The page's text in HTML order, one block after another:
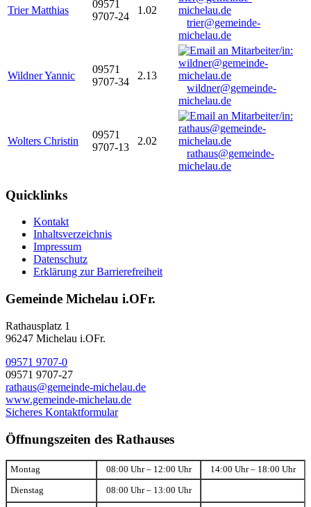
Trier Matthias
09571
9707-24
1.02
trier@gemeinde-
michelau.de
Wildner Yannic
09571
9707-34
2.13
wildner@gemeinde-
michelau.de
Wolters Christin
09571
9707-13
2.02
rathaus@gemeinde-
michelau.de
Quicklinks
Kontakt
Inhaltsverzeichnis
Impressum
Datenschutz
Erklärung zur Barrierefreiheit
Gemeinde Michelau i.OFr.
Rathausplatz 1
96247 Michelau i.OFr.
09571 9707-0
09571 9707-27
rathaus@gemeinde-michelau.de
www.gemeinde-michelau.de
Sicheres Kontaktformular
Öffnungszeiten des Rathauses
Montag 08:00 Uhr – 12:00 Uhr 14:00 Uhr – 18:00 Uhr
Dienstag 08:00 Uhr – 13:00 Uhr